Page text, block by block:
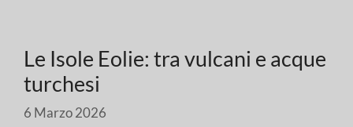
Le Isole Eolie: tra vulcani e acque
turchesi
6 Marzo 2026